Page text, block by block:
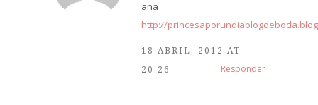
ana
http://
18 ABRIL, 2012 AT
20:26
Responder